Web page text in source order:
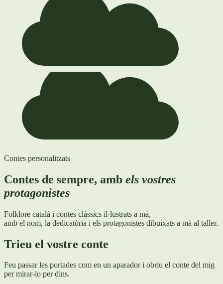
Contes personalitzats
Contes de sempre, amb els vostres
protagonistes
Folklore català i contes clàssics il·lustrats a mà,
amb el nom, la dedicatòria i els protagonistes dibuixats a mà al taller.
Trieu el vostre conte
Feu passar les portades com en un aparador i obriu el conte del mig
per mirar-lo per dins.